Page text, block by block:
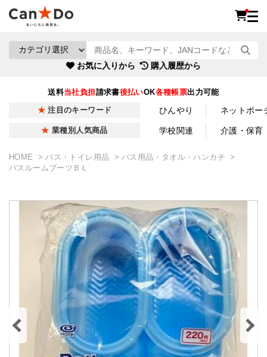
お気に入りから 購入履歴から
送料当社負担請求書後払いOK各種帳票出力可能
注目のキーワード ひんやり ネットポー
業種別人気商品 学校関連 介護・保育
HOME バス・トイレ用品
バス用品・タオル・ハンカチ
バスルームブーツＢＬ